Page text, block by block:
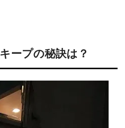
ープの秘訣は？